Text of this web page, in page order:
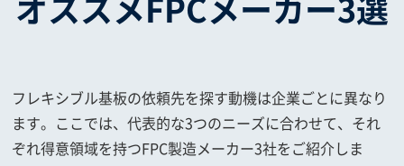
フレキシブル基板の依頼先を探す動機は企業ごとに異なり
ます。ここでは、代表的な3つのニーズに合わせて、それ
ぞれ得意領域を持つFPC製造メーカー3社をご紹介しま